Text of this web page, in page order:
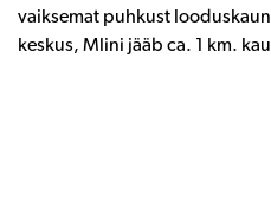
vaiksemat puhkust
keskus, Mlini jääb ca. 1 km.